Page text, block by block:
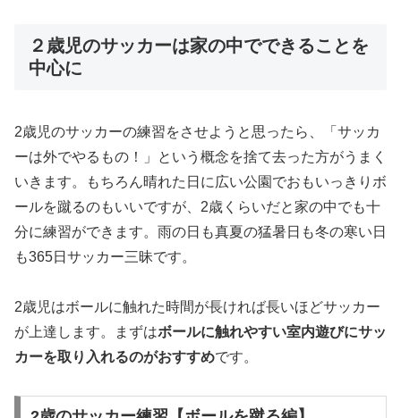
２歳児のサッカーは家の中でできることを
中心に
2歳児のサッカーの練習をさせようと思ったら、「サッカ
ーは外でやるもの！」という概念を捨て去った方がうまく
いきます。もちろん晴れた日に広い公園でおもいっきりボ
ールを蹴るのもいいですが、2歳くらいだと家の中でも十
分に練習ができます。雨の日も真夏の猛暑日も冬の寒い日
も365日サッカー三昧です。
2歳児はボールに触れた時間が長ければ長いほどサッカー
が上達します。まずはボールに触れやすい室内遊びにサッ
カーを取り入れるのがおすすめです。